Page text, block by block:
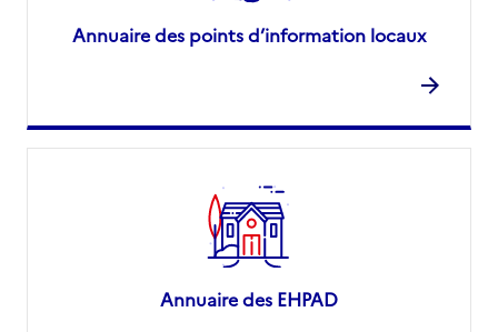
Annuaire des points d’information locaux
Annuaire des EHPAD